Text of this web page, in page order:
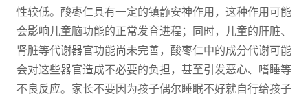
性较低。酸枣仁具有一定的镇静安神作用，这种作用可能
会影响儿童脑功能的正常发育进程；同时，儿童的肝脏、
肾脏等代谢器官功能尚未完善，酸枣仁中的成分代谢可能
会对这些器官造成不必要的负担，甚至引发恶心、嗜睡等
不良反应。家长不要因为孩子偶尔睡眠不好就自行给孩子